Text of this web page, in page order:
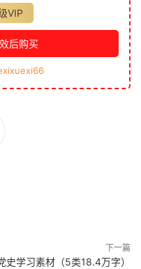
VIP
后购买
下一篇
史学习素材（5类18.4万字）